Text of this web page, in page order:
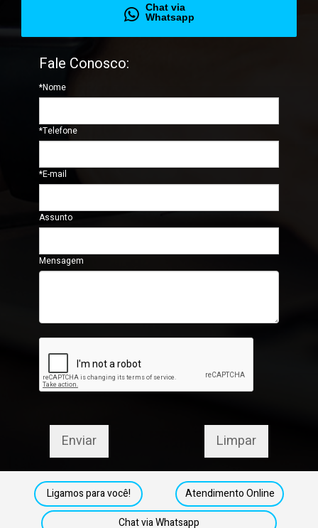
Chat via
Whatsapp
Fale Conosco:
*Nome
*Telefone
*E-mail
Assunto
Mensagem
Ligamos para você!
Atendimento Online
Chat via Whatsapp